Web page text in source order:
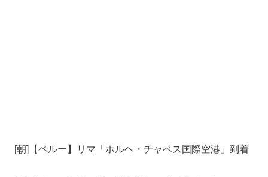
[朝]【ペルー】リマ「ホルヘ・チャベス国際空港」到着